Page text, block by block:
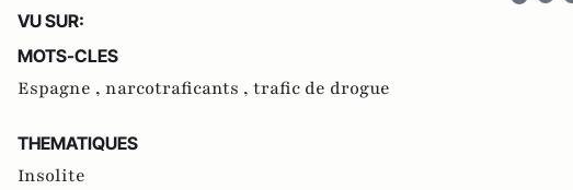
VU SUR:
MOTS-CLES
Espagne , narcotraficants , trafic de drogue
THEMATIQUES
Insolite